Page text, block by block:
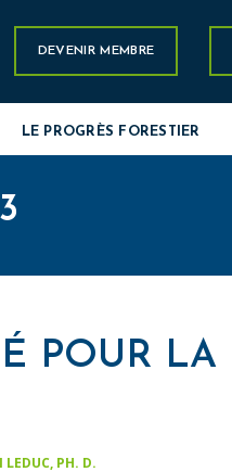
DEVENIR MEMBRE
LE PROGRÈS FORESTIER
POUR LA
PH. D.